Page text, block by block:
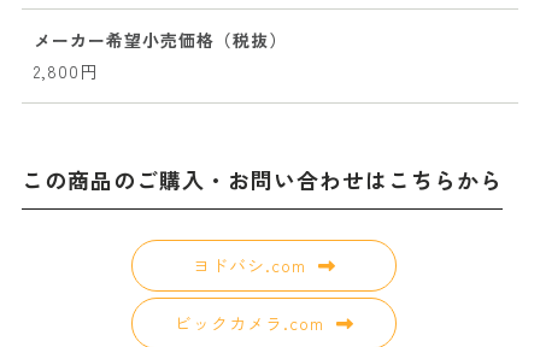
メーカー希望小売価格（税抜）
2,800円
この商品のご購入・お問い合わせはこちらから
ヨドバシ.com
ビックカメラ.com